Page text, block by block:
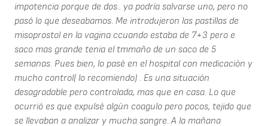
impotencia porque de dos.. ya podría salvarse uno, pero no
pasó lo que deseabamos. Me introdujeron las pastillas de
misoprostol en la vagina ccuando estaba de 7+3 pero e
saco mas grande tenia el tmmaño de un saco de 5
semanas. Pues bien, lo pasé en el hospital con medicación y
mucho control( lo recomiendo) . Es una situación
desagradable pero controlada, mas que en casa. Lo que
ocurrió es que expulsé algún coagulo pero pocos, tejido que
se llevaban a analizar y mucha sangre. A la mañana